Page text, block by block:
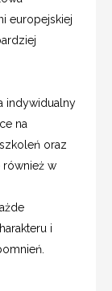
europejskiej
indywidualny
na
oraz
również w
i